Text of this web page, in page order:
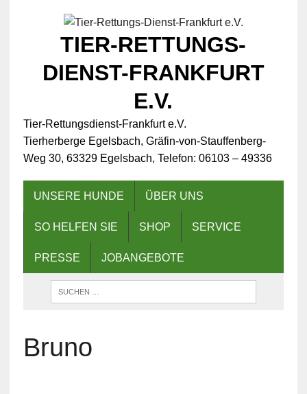
TIER-RETTUNGS-
DIENST-FRANKFURT
E.V.
Tier-Rettungsdienst-Frankfurt e.V.
Tierherberge Egelsbach, Gräfin-von-Stauffenberg-
Weg 30, 63329 Egelsbach, Telefon: 06103 – 49336
UNSERE HUNDE ÜBER UNS
SO HELFEN SIE SHOP SERVICE
PRESSE JOBANGEBOTE
Bruno